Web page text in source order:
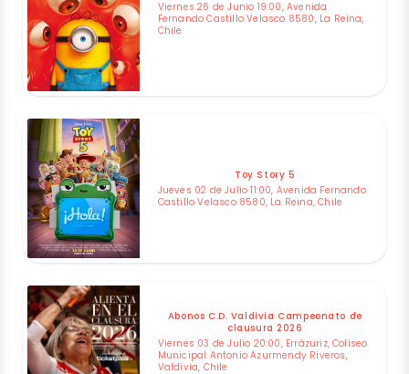
Viernes 26 de Junio 19:00, Avenida
Fernando Castillo Velasco 8580, La Reina,
Chile
Toy Story 5
Jueves 02 de Julio 11:00, Avenida Fernando
Castillo Velasco 8580, La Reina, Chile
Abonos C.D. Valdivia Campeonato de
clausura 2026
Viernes 03 de Julio 20:00, Errázuriz, Coliseo
Municipal Antonio Azurmendy Riveros,
Valdivia, Chile